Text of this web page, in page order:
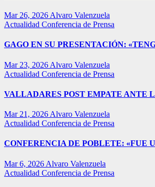
Mar 26, 2026 Alvaro Valenzuela
Actualidad Conferencia de Prensa
GAGO EN SU PRESENTACIÓN:
Mar 23, 2026 Alvaro Valenzuela
Actualidad Conferencia de Prensa
VALLADARES POST EMPATE ANTE
Mar 21, 2026 Alvaro Valenzuela
Actualidad Conferencia de Prensa
CONFERENCIA DE POBLETE: «FUE
Mar 6, 2026 Alvaro Valenzuela
Actualidad Conferencia de Prensa